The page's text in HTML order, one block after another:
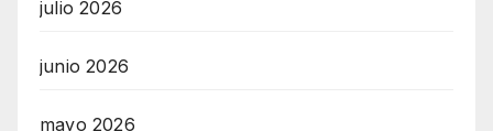
julio 2026
junio 2026
mayo 2026